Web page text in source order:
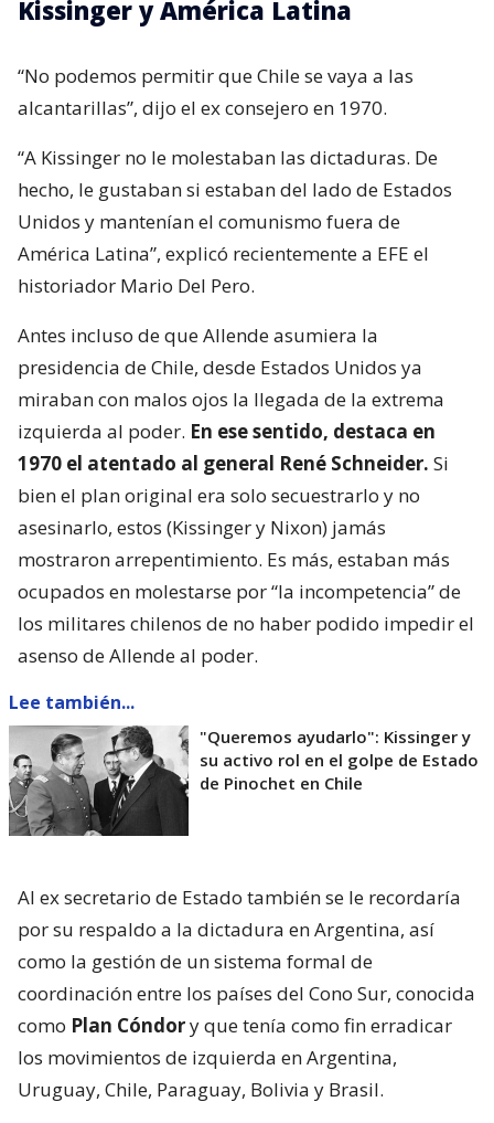
Kissinger y América Latina
“No podemos permitir que Chile se vaya a las
alcantarillas”, dijo el ex consejero en 1970.
“A Kissinger no le molestaban las dictaduras. De
hecho, le gustaban si estaban del lado de Estados
Unidos y mantenían el comunismo fuera de
América Latina”, explicó recientemente a EFE el
historiador Mario Del Pero.
Antes incluso de que Allende asumiera la
presidencia de Chile, desde Estados Unidos ya
miraban con malos ojos la llegada de la extrema
izquierda al poder. En ese sentido, destaca en
1970 el atentado al general René Schneider. Si
bien el plan original era solo secuestrarlo y no
asesinarlo, estos (Kissinger y Nixon) jamás
mostraron arrepentimiento. Es más, estaban más
ocupados en molestarse por “la incompetencia” de
los militares chilenos de no haber podido impedir el
asenso de Allende al poder.
Lee también...
"Queremos ayudarlo": Kissinger y
su activo rol en el golpe de Estado
de Pinochet en Chile
Al ex secretario de Estado también se le recordaría
por su respaldo a la dictadura en Argentina, así
como la gestión de un sistema formal de
coordinación entre los países del Cono Sur, conocida
como Plan Cóndory que tenía como fin erradicar
los movimientos de izquierda en Argentina,
Uruguay, Chile, Paraguay, Bolivia y Brasil.